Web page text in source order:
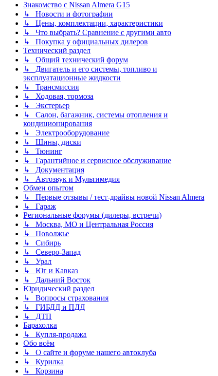
Знакомство с Nissan Almera G15
↳ Новости и фотографии
↳ Цены, комплектации, характеристики
↳ Что выбрать? Сравнение с другими авто
↳ Покупка у официальных дилеров
Технический раздел
↳ Общий технический форум
↳ Двигатель и его системы, топливо и
эксплуатационные жидкости
↳ Трансмиссия
↳ Ходовая, тормоза
↳ Экстерьер
↳ Салон, багажник, системы отопления и
кондиционирования
↳ Электрооборудование
↳ Шины, диски
↳ Тюнинг
↳ Гарантийное и сервисное обслуживание
↳ Документация
↳ Автозвук и Мультимедия
Обмен опытом
↳ Первые отзывы / тест-драйвы новой Nissan Almera
↳ Гараж
Региональные форумы (дилеры, встречи)
↳ Москва, МО и Центральная Россия
↳ Поволжье
↳ Сибирь
↳ Северо-Запад
↳ Урал
↳ Юг и Кавказ
↳ Дальний Восток
Юридический раздел
↳ Вопросы страхования
↳ ГИБДД и ПДД
↳ ДТП
Барахолка
↳ Купля-продажа
Обо всём
↳ О сайте и форуме нашего автоклуба
↳ Курилка
↳ Корзина